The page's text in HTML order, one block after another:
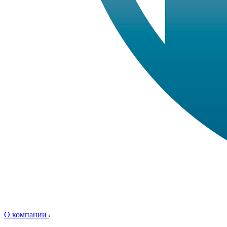
О компании